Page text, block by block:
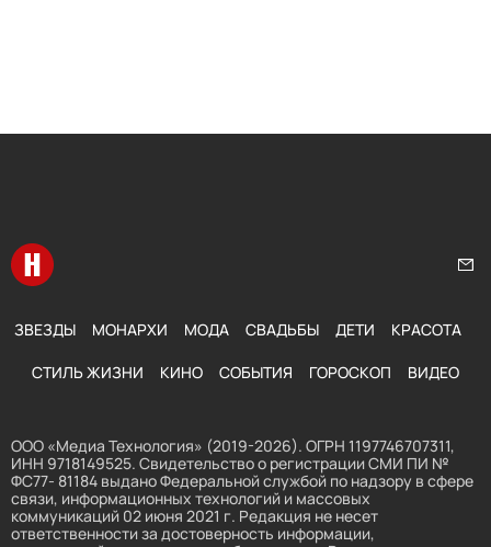
Перейти на главную
ЗВЕЗДЫ МОНАРХИ МОДА СВАДЬБЫ ДЕТИ КРАСОТА
СТИЛЬ ЖИЗНИ КИНО СОБЫТИЯ ГОРОСКОП ВИДЕО
ООО «Медиа Технология» (2019-2026). ОГРН 1197746707311,
ИНН 9718149525. Свидетельство о регистрации СМИ ПИ №
ФС77- 81184 выдано Федеральной службой по надзору в сфере
связи, информационных технологий и массовых
коммуникаций 02 июня 2021 г. Редакция не несет
ответственности за достоверность информации,